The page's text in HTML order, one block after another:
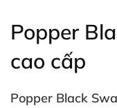
Popper
cao cấp
Popper Black